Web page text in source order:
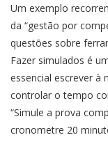
Um exemplo
da “gestão por
questões sobre
Fazer simulados é
essencial escrever à
controlar o tempo
“Simule a prova
cronometre 20